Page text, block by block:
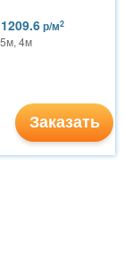
1209.6р/м2
4м
Заказать